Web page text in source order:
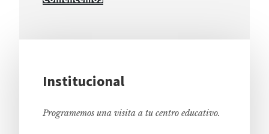
Institucional
Programemos una visita a tu centro educativo.